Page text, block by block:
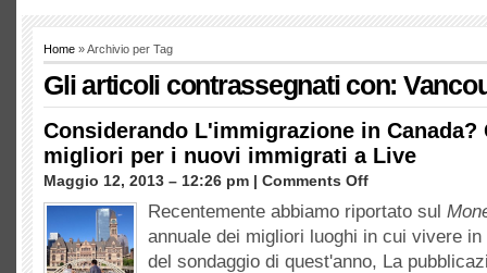
Home » Archivio per Tag
Gli articoli contrassegnati con:
Considerando L'immigrazione in
migliori per i nuovi immigrati a Live
Maggio 12, 2013 – 12:26 pm | Comments Offsu
L'immigrazione
in
Canada?
Recentemente abbiamo riportato sul
annuale dei migliori luoghi in cui vivere
del sondaggio di quest'anno, La